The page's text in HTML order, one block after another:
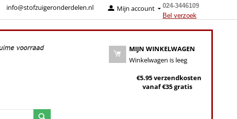
024-3446109
Bel verzoek
Mijn account
info@stofzuigeronderdelen.nl
MIJN WINKELWAGEN
Winkelwagen is leeg
€5.95 verzendkosten
vanaf €35 gratis